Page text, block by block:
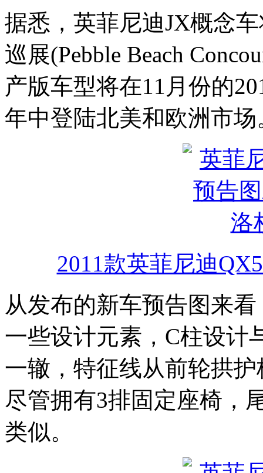
据悉，英菲尼迪JX概念
巡展(Pebble Beach
产版车型将在11月份的
年中登陆北美和欧洲市场
2011款英菲尼迪
从发布的新车预告图来看
一些设计元素，C柱设计
一辙，特征线从前轮拱
尽管拥有3排固定座椅，
类似。